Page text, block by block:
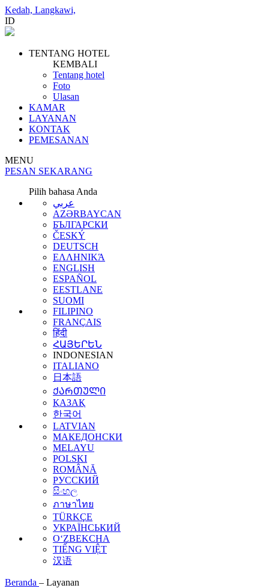
Kedah, Langkawi,
ID
TENTANG HOTEL
KEMBALI
Tentang hotel
Foto
Ulasan
KAMAR
LAYANAN
KONTAK
PEMESANAN
MENU
PESAN SEKARANG
Pilih bahasa Anda
عربي
AZƏRBAYCAN
БЪЛГАРСКИ
ČESKÝ
DEUTSCH
ΕΛΛΗΝΙΚΆ
ENGLISH
ESPAÑOL
EESTLANE
SUOMI
FILIPINO
FRANÇAIS
हिंदी
ՀԱՅԵՐԵՆ
INDONESIAN
ITALIANO
日本語
ᲥᲐᲠᲗᲣᲚᲘ
ҚАЗАҚ
한국어
LATVIAN
МАКЕДОНСКИ
MELAYU
POLSKI
ROMÂNĂ
РУССКИЙ
සිංහල
ภาษาไทย
TÜRKÇE
УКРАЇНСЬКИЙ
O‘ZBEKCHA
TIẾNG VIỆT
汉语
Beranda – Layanan